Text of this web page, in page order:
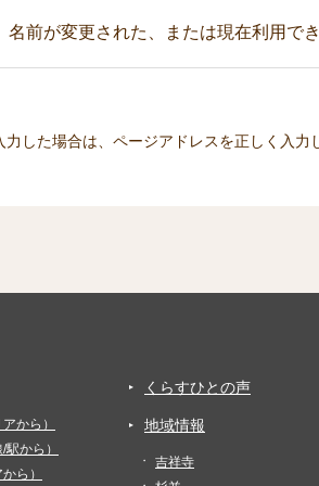
前が変更された、または現在利用で
した場合は、ページアドレスを正しく入力
から）
から）
ら）
くらすひとの声
地域情報
吉祥寺